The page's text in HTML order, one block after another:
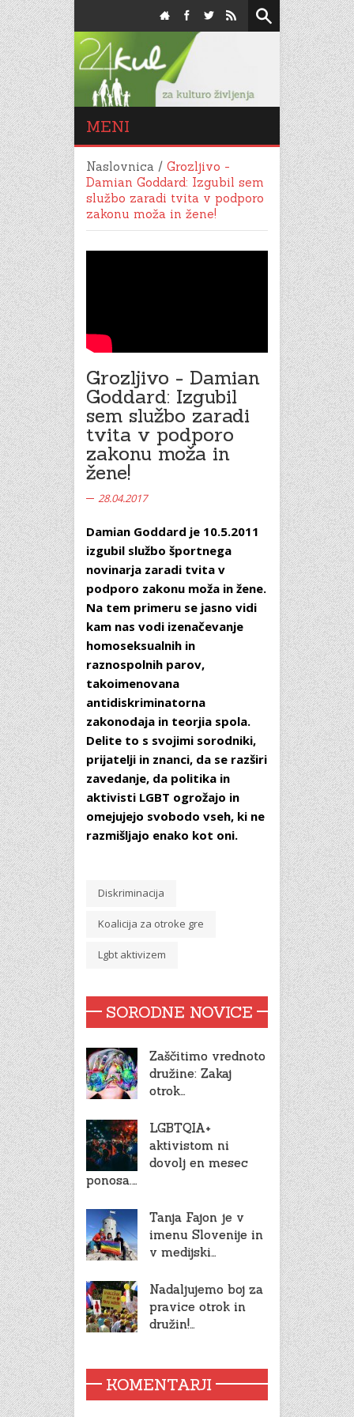
MENI
Naslovnica / Grozljivo -
Damian Goddard: Izgubil sem
službo zaradi tvita v podporo
zakonu moža in žene!
Grozljivo - Damian
Goddard: Izgubil
sem službo zaradi
tvita v podporo
zakonu moža in
žene!
28.04.2017
Damian Goddard je 10.5.2011
izgubil službo športnega
novinarja zaradi tvita v
podporo zakonu moža in žene.
Na tem primeru se jasno vidi
kam nas vodi izenačevanje
homoseksualnih in
raznospolnih parov,
takoimenovana
antidiskriminatorna
zakonodaja in teorjia spola.
Delite to s svojimi sorodniki,
prijatelji in znanci, da se razširi
zavedanje, da politika in
aktivisti LGBT ogrožajo in
omejujejo svobodo vseh, ki ne
razmišljajo enako kot oni.
Diskriminacija
Koalicija za otroke gre
Lgbt aktivizem
SORODNE NOVICE
Zaščitimo vrednoto
družine: Zakaj
otrok…
LGBTQIA+
aktivistom ni
dovolj en mesec
ponosa.…
Tanja Fajon je v
imenu Slovenije in
v medijski…
Nadaljujemo boj za
pravice otrok in
družin!…
KOMENTARJI